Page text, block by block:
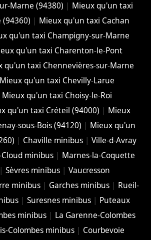
Marne (94380) | Mieux qu'un taxi
(94360) | Mieux qu'un taxi Cachan
qu'un taxi Champigny-sur-Marne
qu'un taxi Charenton-le-Pont
qu'un taxi Chennevières-sur-Marne
Mieux qu'un taxi Chevilly-Larue
Mieux qu'un taxi Choisy-le-Roi
qu'un taxi Créteil (94000) | Mieux
sous-Bois (94120) | Mieux qu'un
| Chaville minibus| Ville-d-Avray
minibus| Marnes-la-Coquette
Sèvres minibus| Vaucresson
minibus | Garches minibus | Rueil-
|Suresnes minibus | Puteaux
minibus| La Garenne-Colombes
Colombes minibus | Courbevoie